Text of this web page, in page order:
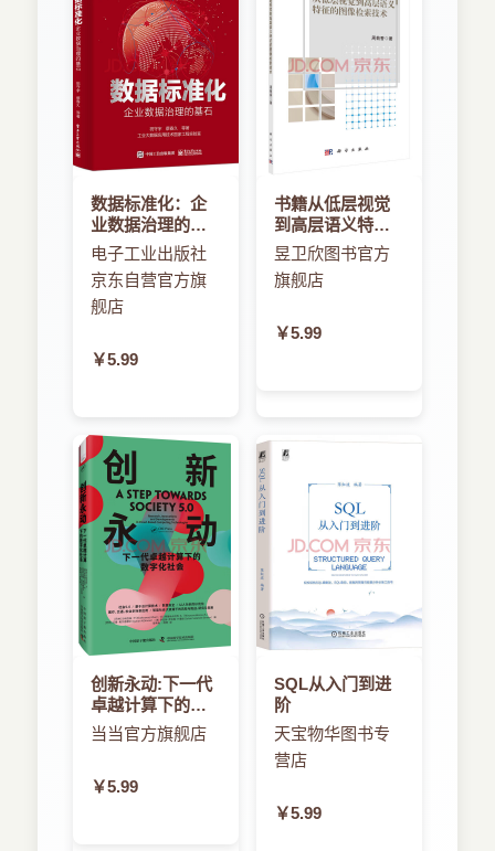
数据标准化：企
业数据治理的基
石
电子工业出版社
京东自营官方旗
舰店
￥5.99
书籍从低层视觉
到高层语义特征
的图像检索技术
昱卫欣图书官方
旗舰店
￥5.99
创新永动:下一代
卓越计算下的数
字化社会
当当官方旗舰店
￥5.99
SQL从入门到进
阶
天宝物华图书专
营店
￥5.99